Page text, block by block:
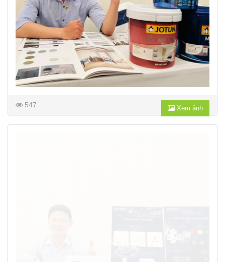
547 Xem ảnh